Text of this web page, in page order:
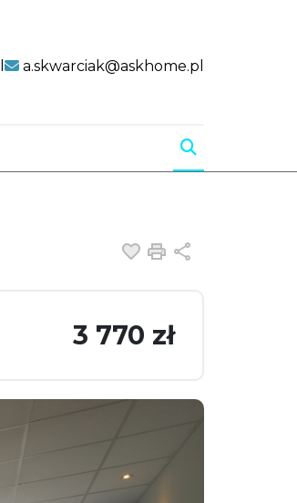
a.skwarciak@askhome.pl
Dodaj do
Drukuj
3 770 zł